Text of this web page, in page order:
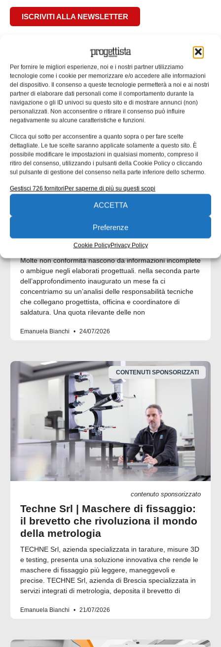
Per fornire le migliori esperienze, noi e i nostri partner utilizziamo
tecnologie come i cookie per memorizzare e/o accedere alle informazioni
del dispositivo. Il consenso a queste tecnologie permetterà a noi e ai nostri
partner di elaborare dati personali come il comportamento durante la
navigazione o gli ID univoci su questo sito e di mostrare annunci (non)
personalizzati. Non acconsentire o ritirare il consenso può influire
negativamente su alcune caratteristiche e funzioni.
Clicca qui sotto per acconsentire a quanto sopra o per fare scelte
dettagliate. Le tue scelte saranno applicate solamente a questo sito. È
possibile modificare le impostazioni in qualsiasi momento, compreso il
ritiro del consenso, utilizzando i pulsanti della Cookie Policy o cliccando
sul pulsante di gestione del consenso nella parte inferiore dello schermo.
Gestisci 726 fornitoriPer saperne di più su questi scopi
ACCETTA
Preferenze
Cookie PolicyPrivacy Policy
ISCRIVITI ALLA NEWSLETTER
ARTICOLI CORRELATI
QUADERNI DI PROGETTAZIONE
UNI EN 1090: il punto di contatto tra
progettazione ed esecuzione
Molte non conformità nascono da informazioni incomplete
o ambigue negli elaborati progettuali. nella seconda parte
dell’approfondimento inaugurato un mese fa ci
concentriamo su un’analisi delle responsabilità tecniche
che collegano progettista, officina e coordinatore di
saldatura. Una quota rilevante delle non
Emanuela Bianchi 24/07/2026
CONTENUTI SPONSORIZZATI
contenuto sponsorizzato
Techne Srl | Maschere di fissaggio:
il brevetto che rivoluziona il mondo
della metrologia
TECHNE Srl, azienda specializzata in tarature, misure 3D
e testing, presenta una soluzione innovativa che rende le
maschere di fissaggio più leggere, maneggevoli e
precise. TECHNE Srl, azienda di Brescia specializzata in
servizi integrati di metrologia, deposita il brevetto di
Emanuela Bianchi 21/07/2026